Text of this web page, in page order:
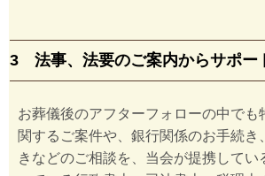
3 法事、法要のご案内からサポー
お葬儀後のアフターフォローの中でも
関するご案件や、銀行関係のお手続き
きなどのご相談を、当会が提携してい